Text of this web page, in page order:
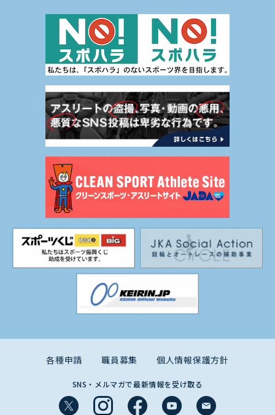
各種申請 職員募集 個人情報保護方針
SNS・メルマガで最新情報を受け取る